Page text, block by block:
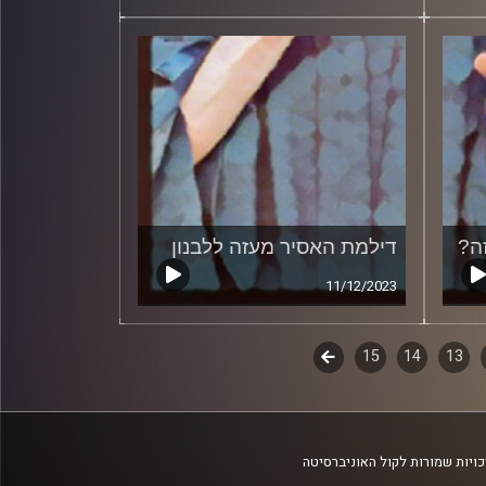
דילמת האסיר מעזה ללבנון
11/12/2023
13
14
15
לשלב
שמורות לקול האוניברסיטה